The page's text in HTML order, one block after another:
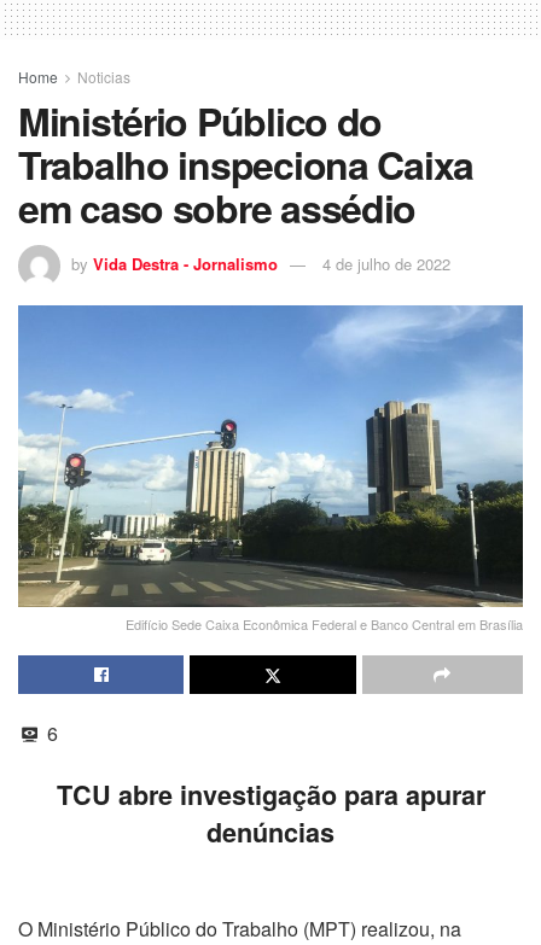
Home Noticias
Ministério Público do
Trabalho inspeciona Caixa
em caso sobre assédio
by Vida Destra - Jornalismo 4 de julho de 2022
Edifício Sede Caixa Econômica Federal e Banco Central em Brasília
6
TCU abre investigação para apurar
denúncias
O Ministério Público do Trabalho (MPT) realizou, na